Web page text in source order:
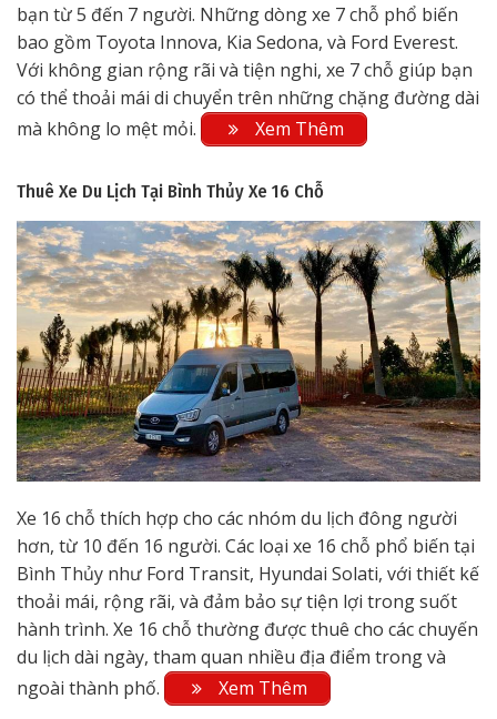
bạn từ 5 đến 7 người. Những dòng xe 7 chỗ phổ biến
bao gồm Toyota Innova, Kia Sedona, và Ford Everest.
Với không gian rộng rãi và tiện nghi, xe 7 chỗ giúp bạn
có thể thoải mái di chuyển trên những chặng đường dài
mà không lo mệt mỏi.
Xem Thêm
Thuê Xe Du Lịch Tại Bình Thủy Xe 16 Chỗ
Xe 16 chỗ thích hợp cho các nhóm du lịch đông người
hơn, từ 10 đến 16 người. Các loại xe 16 chỗ phổ biến tại
Bình Thủy như Ford Transit, Hyundai Solati, với thiết kế
thoải mái, rộng rãi, và đảm bảo sự tiện lợi trong suốt
hành trình. Xe 16 chỗ thường được thuê cho các chuyến
du lịch dài ngày, tham quan nhiều địa điểm trong và
ngoài thành phố.
Xem Thêm